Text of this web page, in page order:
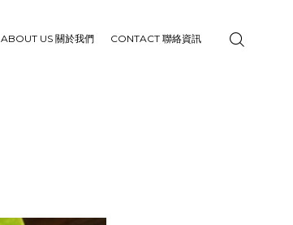
ABOUT US 關於我們 CONTACT 聯絡資訊